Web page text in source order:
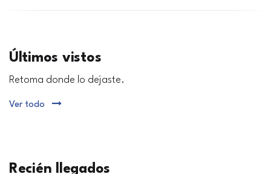
Últimos vistos
Retoma donde lo dejaste.
Ver todo
Recién llegados